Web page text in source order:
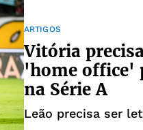
ARTIGOS
Vitória
'home office'
na Série A
Leão precisa ser